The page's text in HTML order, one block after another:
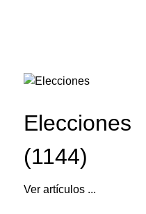
Elecciones
(1144)
Ver artículos ...